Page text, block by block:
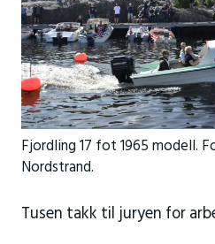
Fjordling 17 fot 1965 modell.
Nordstrand.
Tusen takk til juryen for